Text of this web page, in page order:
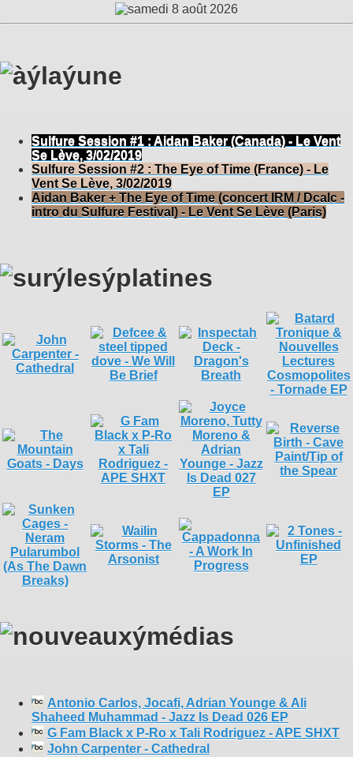
Sulfure Session #1 : Aidan Baker (Canada) - Le Vent
Se Lève, 3/02/2019
Sulfure Session #2 : The Eye of Time (France) - Le
Vent Se Lève, 3/02/2019
Aidan Baker + The Eye of Time (concert IRM / Dcalc -
intro du Sulfure Festival) - Le Vent Se Lève (Paris)
Antonio Carlos, Jocafi, Adrian Younge & Ali
Shaheed Muhammad - Jazz Is Dead 026 EP
G Fam Black x P-Ro x Tali Rodriguez - APE SHXT
John Carpenter - Cathedral